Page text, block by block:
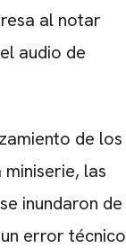
al notar
audio de
de los
las
inundaron de
error técnico